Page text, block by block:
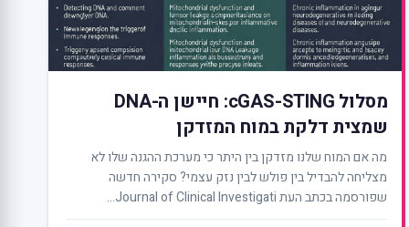
מסלול cGAS-STING: חיישן ה-DNA
שמצית דלקת במוח המזדקן
מה אם המוח שלנו מזדקן בין היתר כי מערכת ההגנה שלו לא
מצליחה להבדיל בין פולש לבין נזק עצמי? סקירה חדשה
שפורסמה בכתב העת Journal of Clinical Investigati...